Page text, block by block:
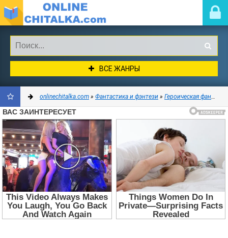
ВСЕ ЖАНРЫ
ДОБАВИТЬ
В
ЗАКЛАДКИ
onlinechitalka.com » Фантастика и фэнтези » Героическая фантастика